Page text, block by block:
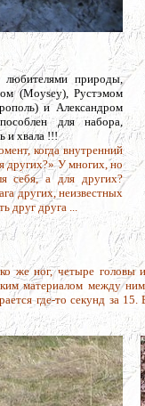
природы,
(Moysey), Рустэмом
и Александром
для набора,
и хвала !!!
когда внутренний
других?» У многих, но
себя, а для других?
других, неизвестных
друг друга ...
же ног, четыре
материалом
где-то секунд за